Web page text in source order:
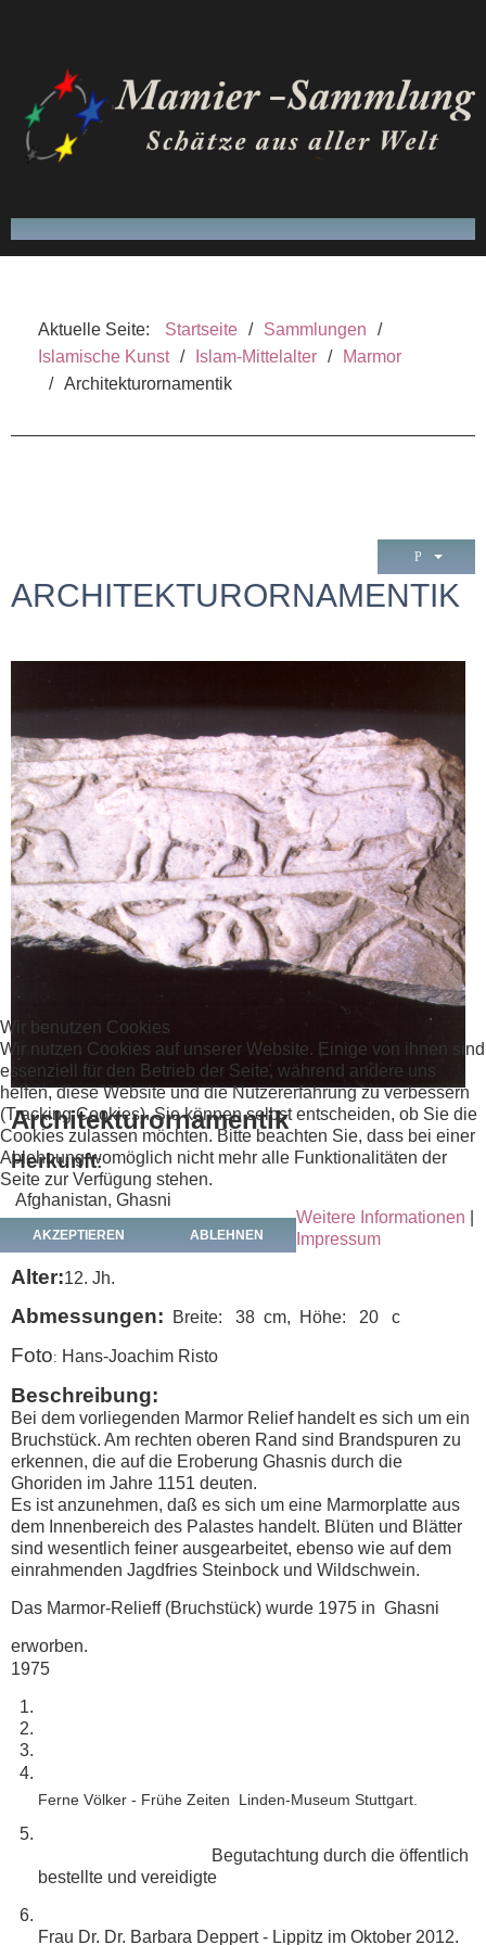
SAMMLUNGEN
VERÖFFENTLICHUNGEN
Aktuelle Seite: Startseite / Sammlungen
/
Islamische Kunst / Islam-Mittelalter /
Marmor
/ Architekturornamentik
ARCHITEKTURORNAMENTIK
Architekturornamentik
Herkunft:
Afghanistan, Ghasni
Material:Marmor
Alter:12. Jh.
Abmessungen: Breite: 38 cm, Höhe: 20 c
Foto: Hans-Joachim Risto
Beschreibung:
Bei dem vorliegenden Marmor Relief handelt es sich um ein
Bruchstück. Am rechten oberen Rand sind Brandspuren zu
erkennen, die auf die Eroberung Ghasnis durch die
Ghoriden im Jahre 1151 deuten.
Es ist anzunehmen, daß es sich um eine Marmorplatte aus
dem Innenbereich des Palastes handelt. Blüten und Blätter
sind wesentlich feiner ausgearbeitet, ebenso wie auf dem
einrahmenden Jagdfries Steinbock und Wildschwein.
Das Marmor-Relieff (Bruchstück) wurde 1975 in Ghasni
erworben.
1975
Ferne Völker - Frühe Zeiten Linden-Museum Stuttgart.
Begutachtung durch die öffentlich
bestellte und vereidigte
Frau Dr. Dr. Barbara Deppert - Lippitz im Oktober 2012.
Wir benutzen Cookies
Wir nutzen Cookies auf unserer Website. Einige von ihnen sind
essenziell für den Betrieb der Seite, während andere uns
helfen, diese Website und die Nutzererfahrung zu verbessern
(Tracking Cookies). Sie können selbst entscheiden, ob Sie die
Cookies zulassen möchten. Bitte beachten Sie, dass bei einer
Ablehnung womöglich nicht mehr alle Funktionalitäten der
Seite zur Verfügung stehen.
AKZEPTIEREN ABLEHNEN
Weitere Informationen
Impressum